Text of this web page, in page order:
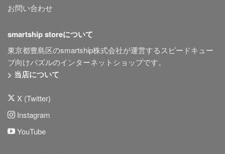
お問い合わせ
smartship storeについて
東京都豊島区のsmartship株式会社が運営するスピードキュー
ブ向けパズルのインターネットショップです。
> 当店について
X (Twitter)
Instagram
YouTube